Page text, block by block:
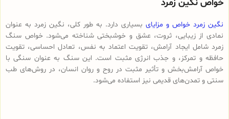
خواص نگین زمرد
نگین زمرد خواص و مزایای بسیاری دارد. به طور کلی، نگین زمرد به عنوان
نمادی از زیبایی، ثروت، عشق و خوشبختی شناخته می‌شود. خواص سنگ
زمرد شامل ایجاد آرامش، تقویت اعتماد به نفس، تعادل احساسی، تقویت
حافظه و تمرکز، و جذب انرژی مثبت است. این سنگ به عنوان سنگی با
خواص آرامش‌بخش و تأثیر مثبت در روح و روان انسان، در روش‌های طب
سنتی و تمدن‌های قدیمی نیز استفاده می‌شود.